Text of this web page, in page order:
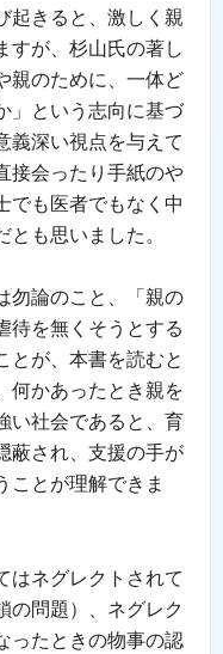
起きると、激しく親
すが、杉山氏の著し
親のために、一体ど
」という志向に基づ
義深い視点を与えて
接会ったり手紙のや
でも医者でもなく中
も思いました。
勿論のこと、「親の
待を無くそうとする
とが、本書を読むと
何かあったとき親を
い社会であると、育
蔽され、支援の手が
ことが理解できま
はネグレクトされて
の問題）、ネグレク
ったときの物事の認